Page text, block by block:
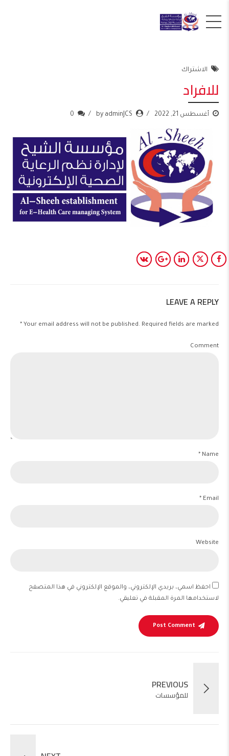
الاشتراك
للافراد
أغسطس 21, 2022 by adminJCS
0
LEAVE A REPLY
Your email address will not be published. Required fields are marked *
Comment
Name *
Email *
Website
احفظ اسمي، بريدي الإلكتروني، والموقع الإلكتروني في هذا المتصفح
لاستخدامها المرة المقبلة في تعليقي.
Post Comment
PREVIOUS
للمؤسسات